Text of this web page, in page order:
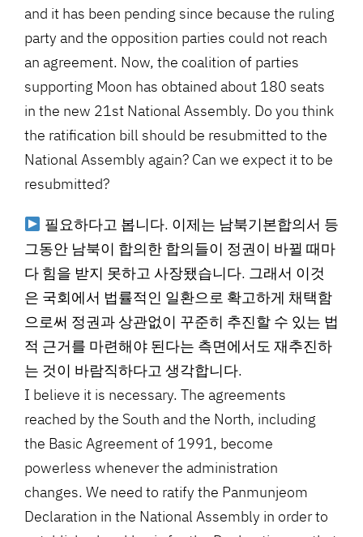
and it has been pending since because the ruling
party and the opposition parties could not reach
an agreement. Now, the coalition of parties
supporting Moon has obtained about 180 seats
in the new 21st National Assembly. Do you think
the ratification bill should be resubmitted to the
National Assembly again? Can we expect it to be
resubmitted?
필요하다고 봅니다. 이제는 남북기본합의서 등
그동안 남북이 합의한 합의들이 정권이 바뀔 때마
다 힘을 받지 못하고 사장됐습니다. 그래서 이것
은 국회에서 법률적인 일환으로 확고하게 채택함
으로써 정권과 상관없이 꾸준히 추진할 수 있는 법
적 근거를 마련해야 된다는 측면에서도 재추진하
는 것이 바람직하다고 생각합니다.
I believe it is necessary. The agreements
reached by the South and the North, including
the Basic Agreement of 1991, become
powerless whenever the administration
changes. We need to ratify the Panmunjeom
Declaration in the National Assembly in order to